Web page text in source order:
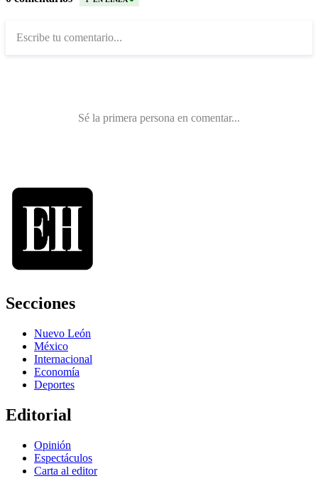
Secciones
Nuevo León
México
Internacional
Economía
Deportes
Editorial
Opinión
Espectáculos
Carta al editor